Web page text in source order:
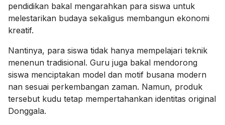
pendidikan bakal mengarahkan para siswa untuk
melestarikan budaya sekaligus membangun ekonomi
kreatif.
Nantinya, para siswa tidak hanya mempelajari teknik
menenun tradisional. Guru juga bakal mendorong
siswa menciptakan model dan motif busana modern
nan sesuai perkembangan zaman. Namun, produk
tersebut kudu tetap mempertahankan identitas original
Donggala.